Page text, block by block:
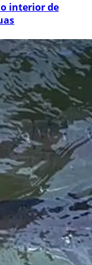
interior de